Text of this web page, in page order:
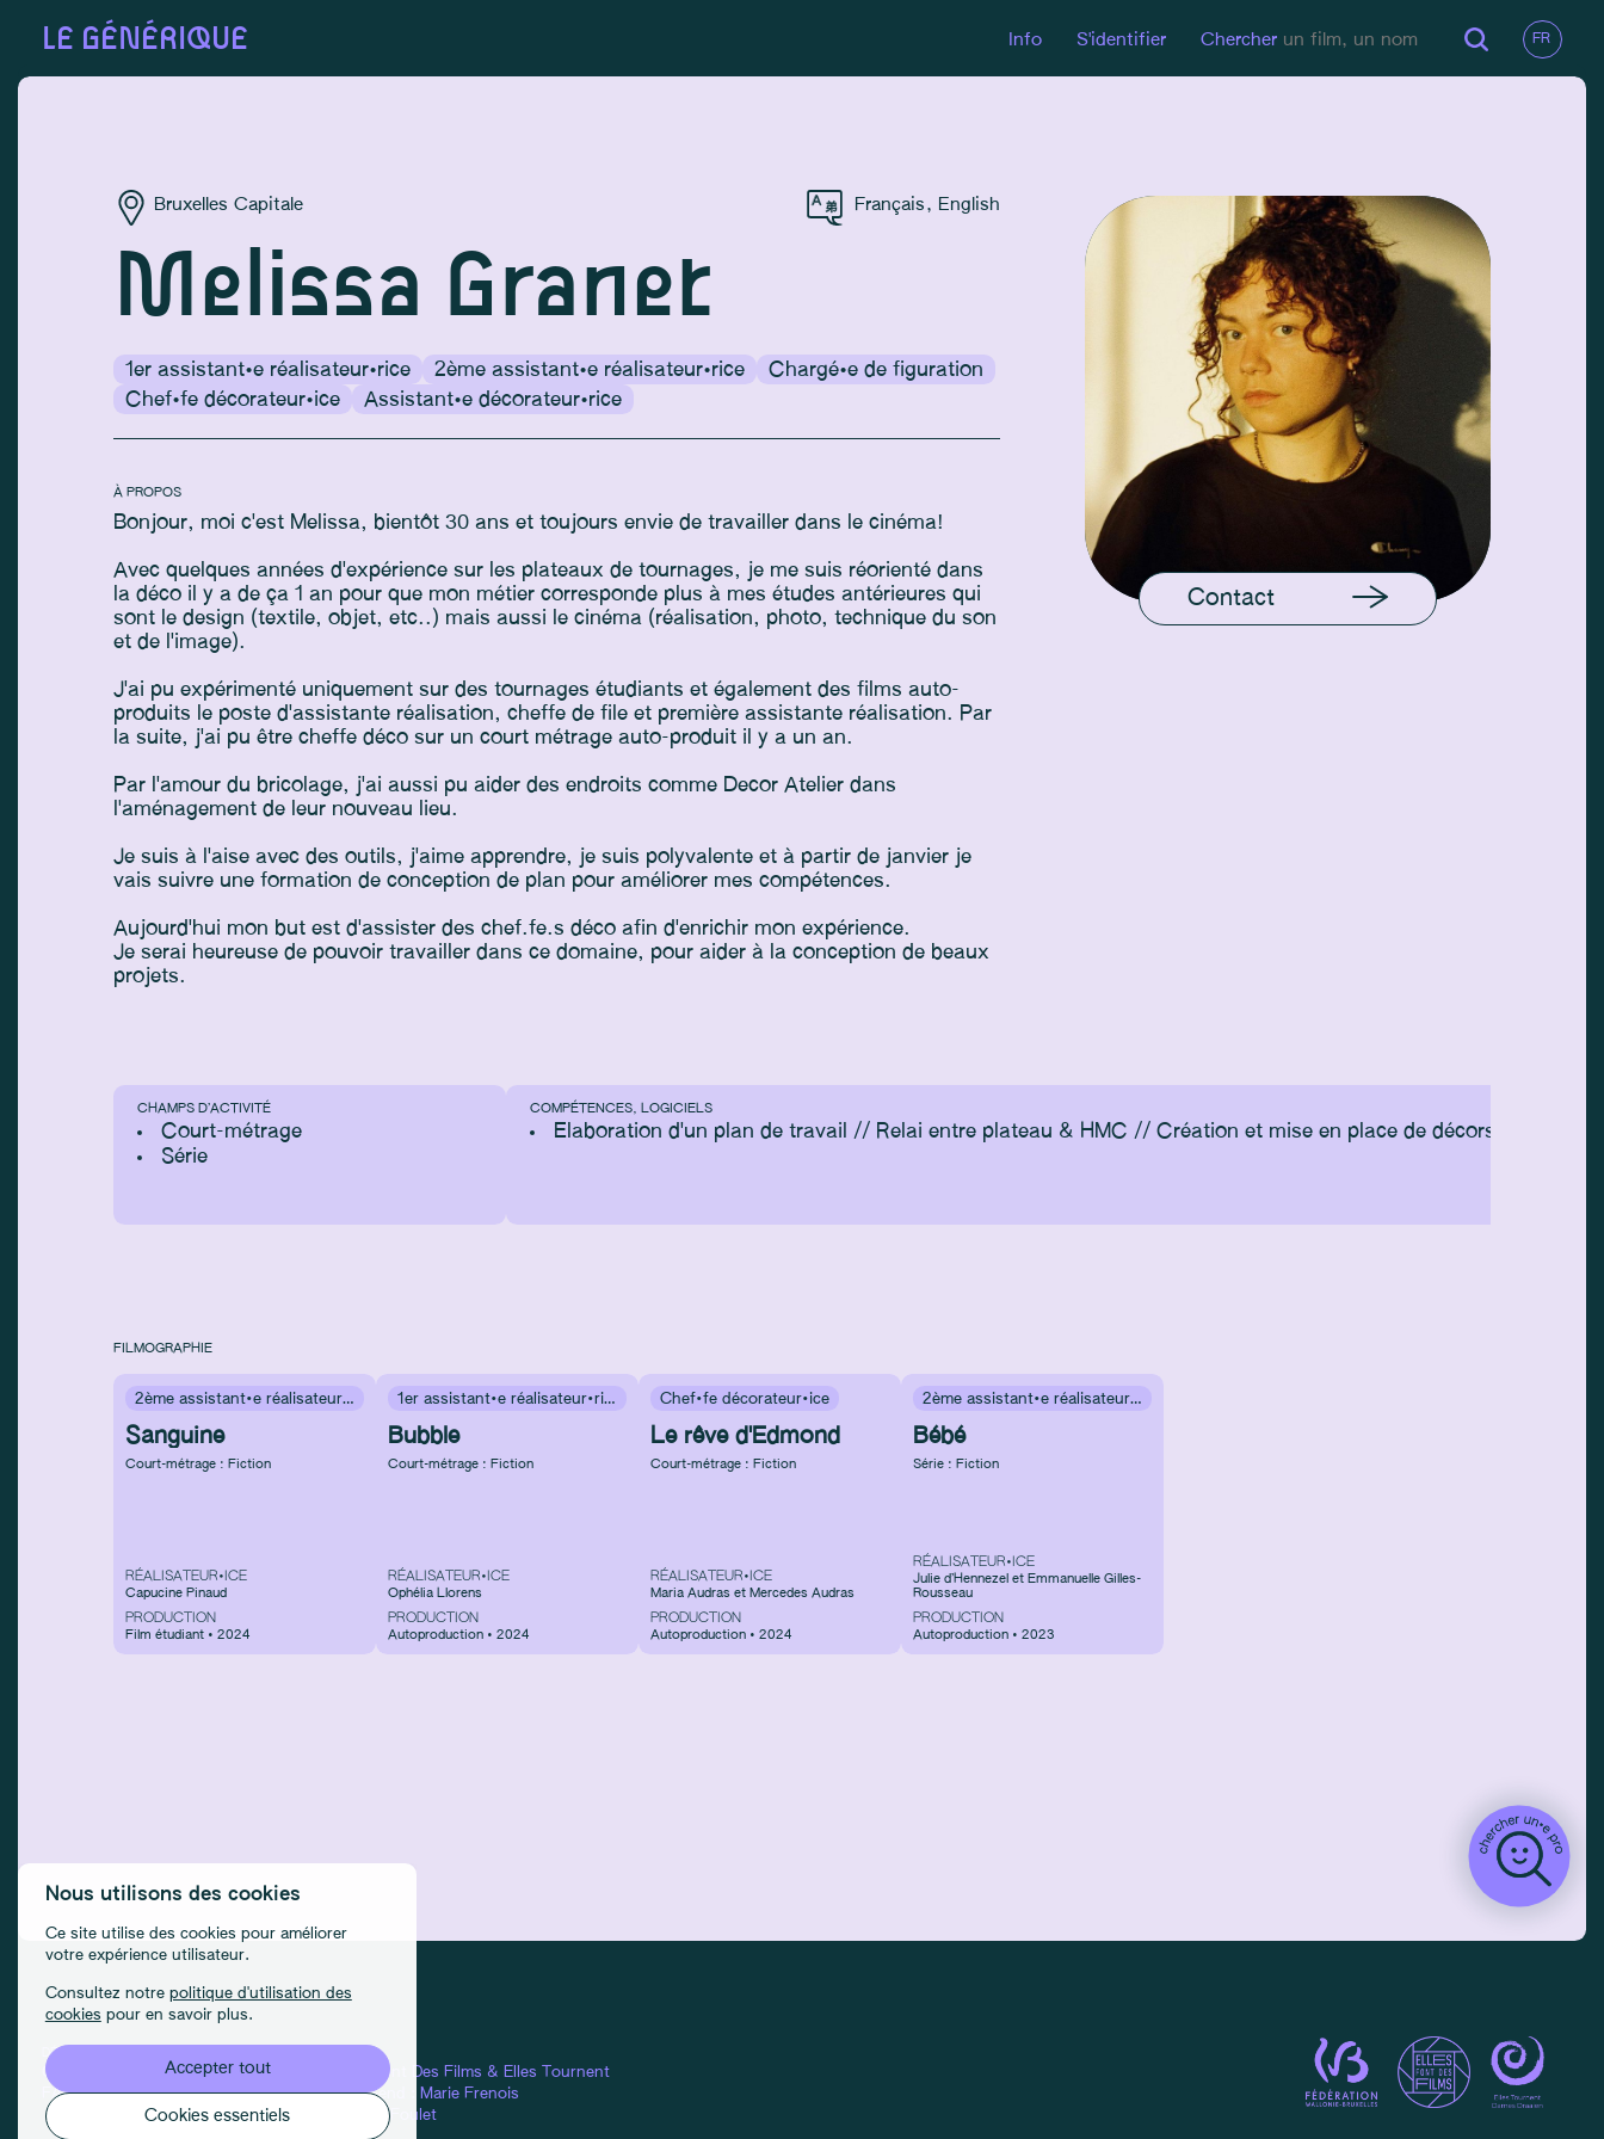
LE GÉNÉRIQUE Info S'identifier Chercher
Bruxelles Capitale Français , English
Melissa Granet
1er assistant·e réalisateur·rice 2ème assistant·e réalisateur·rice
Chargé·e de figuration
Chef·fe décorateur·ice
Assistant·e décorateur·rice
À PROPOS
Bonjour, moi c'est Melissa, bientôt 30 ans et toujours envie de travailler dans le cinéma!
Avec quelques années d'expérience sur les plateaux de tournages, je me suis réorienté dans
la déco il y a de ça 1 an pour que mon métier corresponde plus à mes études antérieures qui
sont le design (textile, objet, etc..) mais aussi le cinéma (réalisation, photo, technique du son
et de l'image).
J'ai pu expérimenté uniquement sur des tournages étudiants et également des films auto-
produits le poste d'assistante réalisation, cheffe de file et première assistante réalisation. Par
la suite, j'ai pu être cheffe déco sur un court métrage auto-produit il y a un an.
Par l'amour du bricolage, j'ai aussi pu aider des endroits comme Decor Atelier dans
l'aménagement de leur nouveau lieu.
Je suis à l'aise avec des outils, j'aime apprendre, je suis polyvalente et à partir de janvier je
vais suivre une formation de conception de plan pour améliorer mes compétences.
Aujourd'hui mon but est d'assister des chef.fe.s déco afin d'enrichir mon expérience.
Je serai heureuse de pouvoir travailler dans ce domaine, pour aider à la conception de beaux
projets.
melissagranet@hotmail.fr
0494412157
Contact
CHAMPS D’ACTIVITÉ
Court-métrage
Série
COMPÉTENCES, LOGICIELS
Elaboration d'un plan de travail // Relai entre plateau & HMC // Création et mise en place de décors à partir
FILMOGRAPHIE
2ème assistant·e réalisateur·rice
Sanguine
Court-métrage : Fiction
RÉALISATEUR•ICE
Capucine Pinaud
PRODUCTION
Film étudiant • 2024
1er assistant·e réalisateur·rice
Bubble
Court-métrage : Fiction
RÉALISATEUR•ICE
Ophélia Llorens
PRODUCTION
Autoproduction • 2024
Chef·fe décorateur·ice
Le rêve d'Edmond
Court-métrage : Fiction
RÉALISATEUR•ICE
Maria Audras et Mercedes Audras
PRODUCTION
Autoproduction • 2024
2ème assistant·e réalisateur·rice
Bébé
Série : Fiction
RÉALISATEUR•ICE
Julie d’Hennezel et Emmanuelle Gilles-
Rousseau
PRODUCTION
Autoproduction • 2023
Nous utilisons des cookies
Ce site utilise des cookies pour améliorer
votre expérience utilisateur.
Consultez notre politique d'utilisation des
cookies pour en savoir plus.
Cookies essentiels
Accepter tout
DÉTAILS
Contact
FAQ
Confidentialité
Cookies
Manage cookies
Équipes : Elles Font Des Films & Elles Tournent
Design & Front-end :
Marie Frenois
Back-end : Louis Foulet